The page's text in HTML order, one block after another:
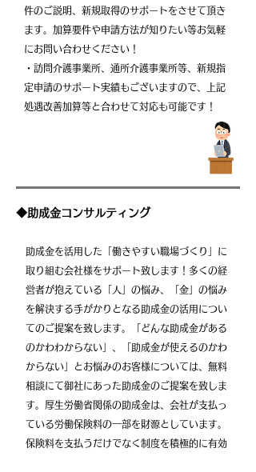
件のご説明、新規取得のサポートをさせて頂き
ます。加算要件や申請方法が知りたい等お気軽
にお問い合わせください！
・訪問介護事業所、通所介護事業所等、新規指
定申請のサポート実績もございますので、上記
処遇改善加算等と合わせて対応も可能です！
◆助成金コンサルティング
助成金を活用した「働きやすい職場づくり」に
取り組む会社様をサポート致します！多くの経
営者が抱えている「人」の悩み、「金」の悩み
を解決する手がかりとなる助成金の活用につい
てのご提案を致します。「どんな助成金がある
のかわわからない」、「助成金が使えるのかわ
からない」とお悩みのお客様については、無料
相談にて御社にあった助成金のご提案を致しま
す。厚生労働省関係の助成金は、会社が支払っ
ている労働保険料の一部を財源としています。
保険料を支払うだけでなく制度を積極的に有効